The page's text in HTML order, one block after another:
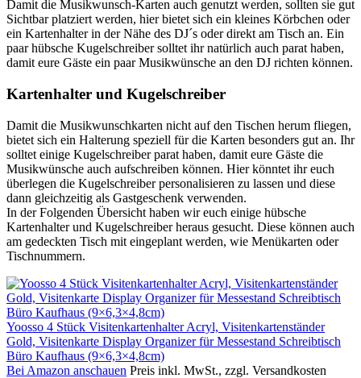
Damit die Musikwunsch-Karten auch genutzt werden, sollten sie gut
Sichtbar platziert werden, hier bietet sich ein kleines Körbchen oder
ein Kartenhalter in der Nähe des DJ´s oder direkt am Tisch an. Ein
paar hübsche Kugelschreiber solltet ihr natürlich auch parat haben,
damit eure Gäste ein paar Musikwünsche an den DJ richten können.
Kartenhalter und Kugelschreiber
Damit die Musikwunschkarten nicht auf den Tischen herum fliegen,
bietet sich ein Halterung speziell für die Karten besonders gut an. Ihr
solltet einige Kugelschreiber parat haben, damit eure Gäste die
Musikwünsche auch aufschreiben können. Hier könntet ihr euch
überlegen die Kugelschreiber personalisieren zu lassen und diese
dann gleichzeitig als Gastgeschenk verwenden.
In der Folgenden Übersicht haben wir euch einige hübsche
Kartenhalter und Kugelschreiber heraus gesucht. Diese können auch
am gedeckten Tisch mit eingeplant werden, wie Menükarten oder
Tischnummern.
Yoosso 4 Stück Visitenkartenhalter Acryl, Visitenkartenständer
Gold, Visitenkarte Display Organizer für Messestand Schreibtisch
Büro Kaufhaus (9×6,3×4,8cm)
Bei Amazon anschauen Preis inkl. MwSt., zzgl. Versandkosten